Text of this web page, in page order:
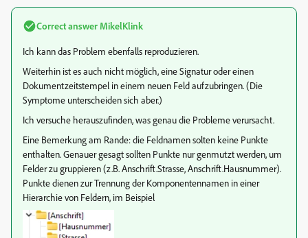
Correct answer MikelKlink
Ich kann das Problem ebenfalls reproduzieren.
Weiterhin ist es auch nicht möglich, eine Signatur oder einen
Dokumentzeitstempel in einem neuen Feld aufzubringen. (Die
Symptome unterscheiden sich aber.)
Ich versuche herauszufinden, was genau die Probleme verursacht.
Eine Bemerkung am Rande: die Feldnamen solten keine Punkte
enthalten. Genauer gesagt sollten Punkte nur genmutzt werden, um
Felder zu gruppieren (z.B. Anschrift.Strasse, Anschrift.Hausnummer).
Punkte dienen zur Trennung der Komponentennamen in einer
Hierarchie von Feldern, im Beispiel